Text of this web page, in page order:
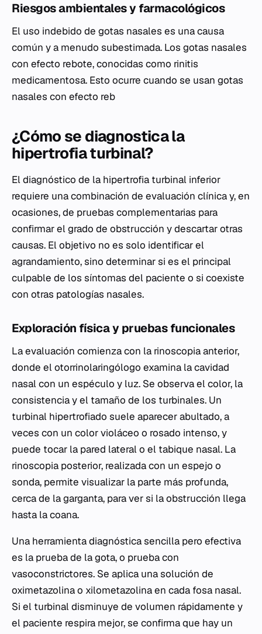
Riesgos ambientales y farmacológicos
El uso indebido de gotas nasales es una causa
común y a menudo subestimada. Los gotas nasales
con efecto rebote, conocidas como rinitis
medicamentosa. Esto ocurre cuando se usan gotas
nasales con efecto reb
¿Cómo se diagnostica la
hipertrofia turbinal?
El diagnóstico de la hipertrofia turbinal inferior
requiere una combinación de evaluación clínica y, en
ocasiones, de pruebas complementarias para
confirmar el grado de obstrucción y descartar otras
causas. El objetivo no es solo identificar el
agrandamiento, sino determinar si es el principal
culpable de los síntomas del paciente o si coexiste
con otras patologías nasales.
Exploración física y pruebas funcionales
La evaluación comienza con la rinoscopia anterior,
donde el otorrinolaringólogo examina la cavidad
nasal con un espéculo y luz. Se observa el color, la
consistencia y el tamaño de los turbinales. Un
turbinal hipertrofiado suele aparecer abultado, a
veces con un color violáceo o rosado intenso, y
puede tocar la pared lateral o el tabique nasal. La
rinoscopia posterior, realizada con un espejo o
sonda, permite visualizar la parte más profunda,
cerca de la garganta, para ver si la obstrucción llega
hasta la coana.
Una herramienta diagnóstica sencilla pero efectiva
es la prueba de la gota, o prueba con
vasoconstrictores. Se aplica una solución de
oximetazolina o xilometazolina en cada fosa nasal.
Si el turbinal disminuye de volumen rápidamente y
el paciente respira mejor, se confirma que hay un